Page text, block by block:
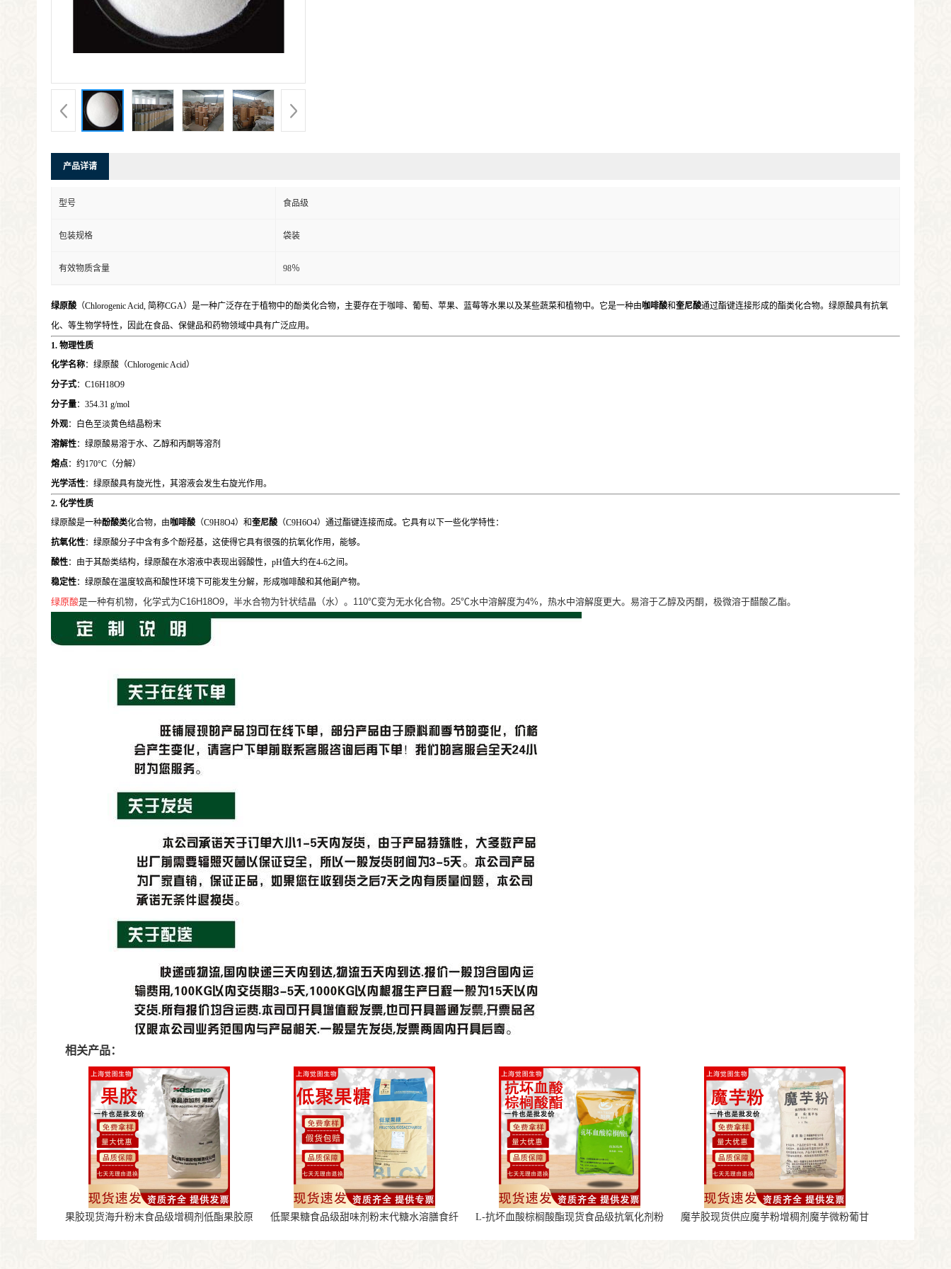
产品详请
型号 食品级
包装规格 袋装
有效物质含量 98％
绿原酸（Chlorogenic Acid, 简称CGA）是一种广泛存在于植物中的酚类化合物，主要存在于咖啡、葡萄、苹果、蓝莓等水果以及某些蔬菜和植物中。它是一种由咖啡酸和奎尼酸通过酯键连接形成的酯类化合物。绿原酸具有抗氧
化、等生物学特性，因此在食品、保健品和药物领域中具有广泛应用。
1. 物理性质
化学名称：绿原酸（Chlorogenic Acid）
分子式：C16H18O9
分子量：354.31 g/mol
外观：白色至淡黄色结晶粉末
溶解性：绿原酸易溶于水、乙醇和丙酮等溶剂
熔点：约170°C（分解）
光学活性：绿原酸具有旋光性，其溶液会发生右旋光作用。
2. 化学性质
绿原酸是一种酚酸类化合物，由咖啡酸（C9H8O4）和奎尼酸（C9H6O4）通过酯键连接而成。它具有以下一些化学特性：
抗氧化性：绿原酸分子中含有多个酚羟基，这使得它具有很强的抗氧化作用，能够。
酸性：由于其酚类结构，绿原酸在水溶液中表现出弱酸性，pH值大约在4-6之间。
稳定性：绿原酸在温度较高和酸性环境下可能发生分解，形成咖啡酸和其他副产物。
绿原酸是一种有机物，化学式为C16H18O9，半水合物为针状结晶（水）。110℃变为无水化合物。25℃水中溶解度为4%，热水中溶解度更大。易溶于乙醇及丙酮，极微溶于醋酸乙酯。
相关产品：
果胶现货海升粉末食品级增稠剂低酯果胶原
低聚果糖食品级甜味剂粉末代糖水溶膳食纤
L-抗坏血酸棕榈酸酯现货食品级抗氧化剂粉
魔芋胶现货供应魔芋粉增稠剂魔芋微粉葡甘